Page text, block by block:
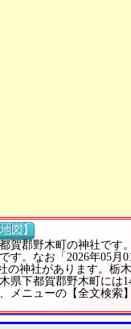
図】
賀郡野木町の神社です
す。なお「2026年05月
の神社があります。栃
県下都賀郡野木町には
メニューの【全文検索